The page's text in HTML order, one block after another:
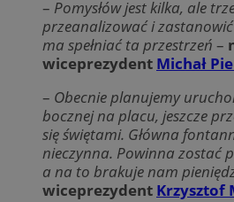
– Pomysłów jest kilka, ale
przeanalizować i
ma spełniać ta przestrzeń –
wiceprezydent Michał
– Obecnie planujemy
bocznej na placu, jeszcze
się świętami. Główna
nieczynna. Powinna zostać
a na to brakuje nam
wiceprezydent Krzysztof